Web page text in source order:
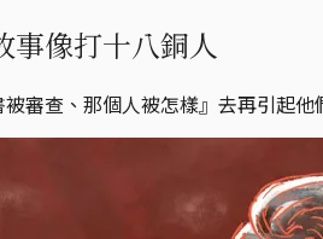
事像打十八銅人
審查、那個人被怎樣』去再引起他